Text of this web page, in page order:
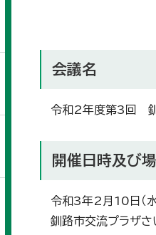
会議名
令和2年度第3回
開催日時及び
令和3年2月10日（
釧路市交流プラザ